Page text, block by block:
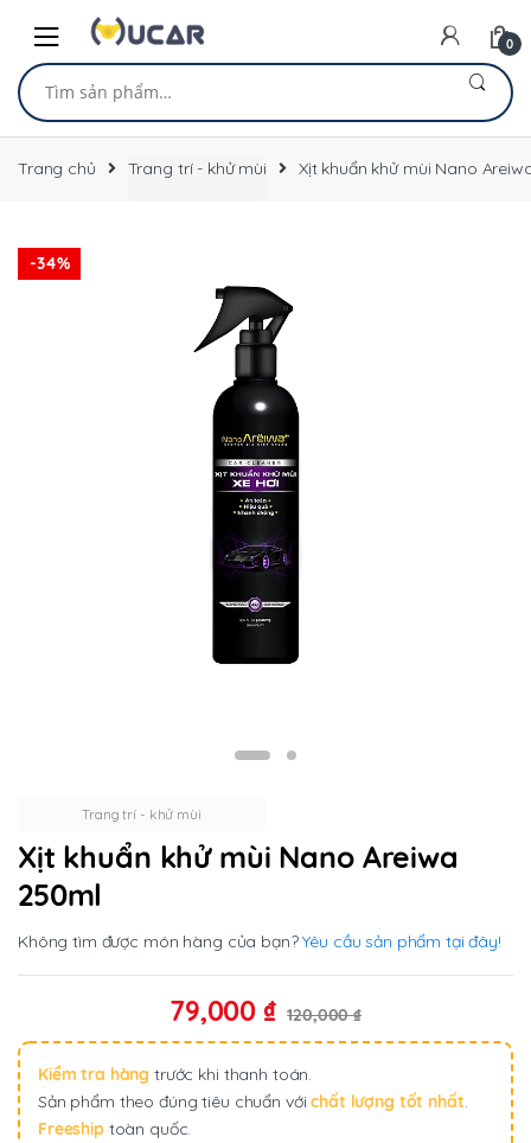
navigation
content
0
Tìm
kiếm:
Trang chủ Trang trí - khử mùi Xịt khuẩn khử mùi Nano
-34%
Trang trí - khử mùi
Xịt khuẩn khử mùi Nano Areiwa
250ml
Không tìm được món hàng của bạn?Yêu cầu sản phẩm tại đây!
79,000 ₫ 120,000₫
Kiểm tra hàng trước khi thanh toán.
Sản phẩm theo đúng tiêu chuẩn vớichất lượng tốt nhất.
Freeshiptoàn quốc.